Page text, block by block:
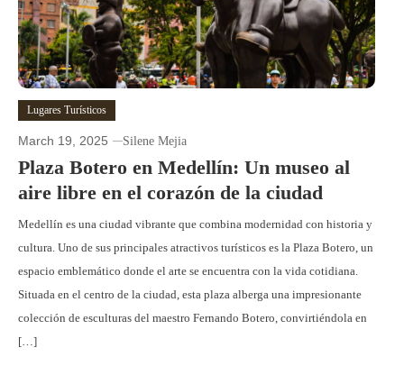
Lugares Turísticos
March 19, 2025 Silene Mejia
Plaza Botero en Medellín: Un museo al
aire libre en el corazón de la ciudad
Medellín es una ciudad vibrante que combina modernidad con historia y
cultura. Uno de sus principales atractivos turísticos es la Plaza Botero, un
espacio emblemático donde el arte se encuentra con la vida cotidiana.
Situada en el centro de la ciudad, esta plaza alberga una impresionante
colección de esculturas del maestro Fernando Botero, convirtiéndola en
[…]